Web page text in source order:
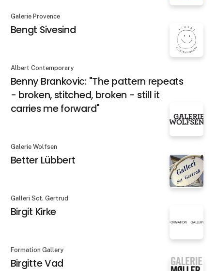
Galerie Provence
Bengt Sivesind
Albert Contemporary
Benny Brankovic: "The pattern repeats
- broken, stitched, broken - still it
carries me forward"
Galerie Wolfsen
Better Lübbert
Galleri Sct. Gertrud
Birgit Kirke
Formation Gallery
Birgitte Vad